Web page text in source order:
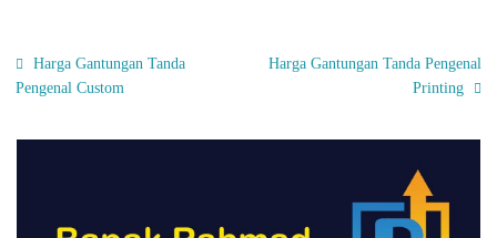
Harga Gantungan Tanda
Pengenal Custom
Harga Gantungan Tanda Pengenal
Printing